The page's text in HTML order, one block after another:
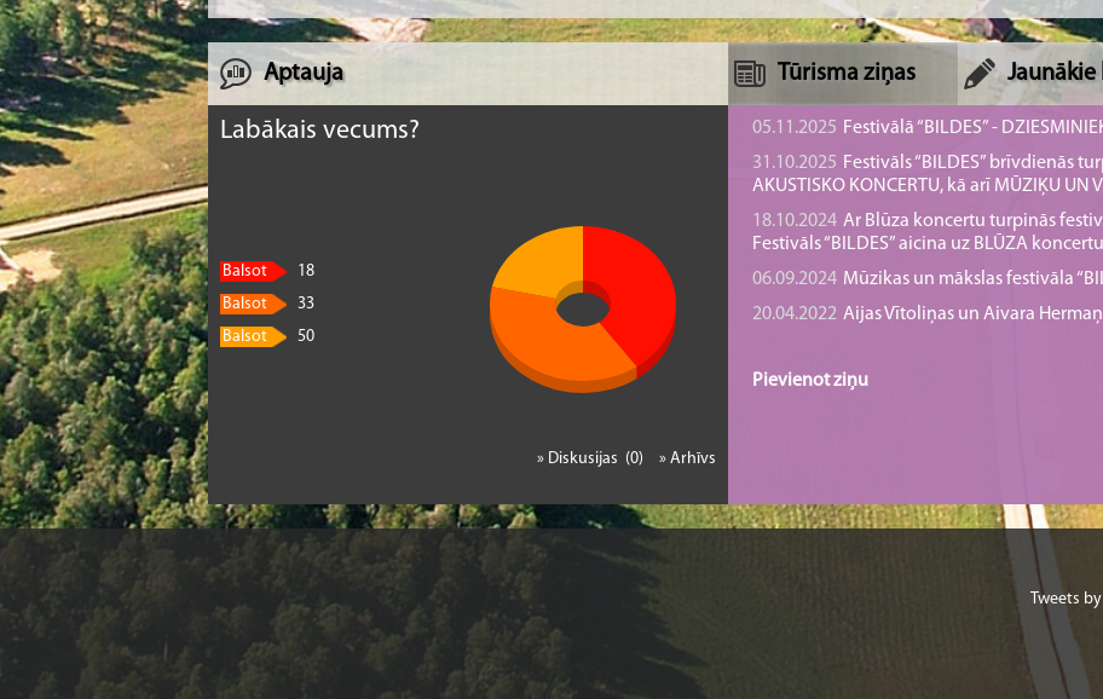
Aptauja
Labākais vecums?
Balsot
18
Balsot
33
Balsot
50
» Arhīvs
» Diskusijas (0)
Tūrisma ziņas
05.11.2025 Festivālā “BILDES” -
31.10.2025 Festivāls “BILDES” brīvdienās
AKUSTISKO KONCERTU, kā arī MŪZIĶU UN
18.10.2024 Ar Blūza koncertu turpinās
Festivāls “BILDES” aicina uz BLŪZA koncertu
06.09.2024 Mūzikas un mākslas festivāla
20.04.2022 Aijas Vītoliņas un Aivara
Pievienot ziņu
Tweets